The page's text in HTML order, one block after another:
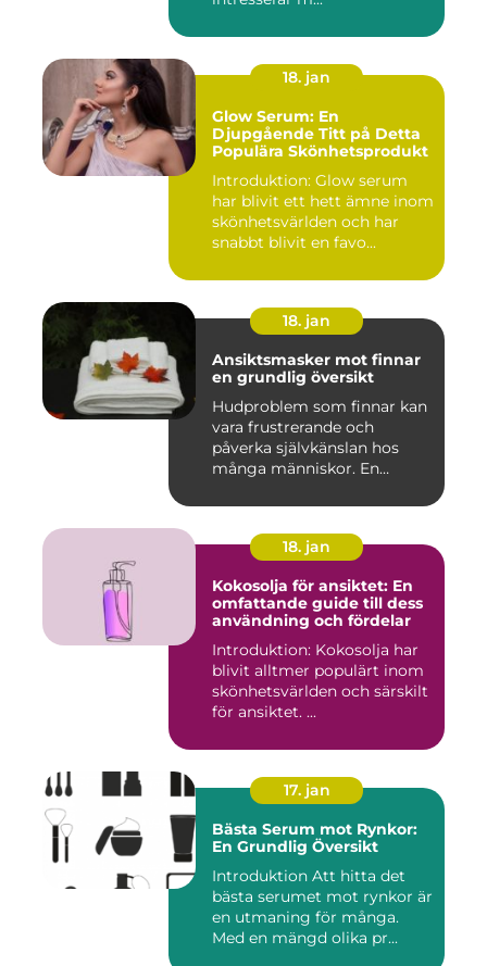
18. jan
Glow Serum: En
Djupgående Titt på Detta
Populära Skönhetsprodukt
Introduktion: Glow serum
har blivit ett hett ämne inom
skönhetsvärlden och har
snabbt blivit en favo...
18. jan
Ansiktsmasker mot finnar
en grundlig översikt
Hudproblem som finnar kan
vara frustrerande och
påverka självkänslan hos
många människor. En
18. jan
Kokosolja för ansiktet: En
omfattande guide till dess
användning och fördelar
Introduktion: Kokosolja har
blivit alltmer populärt inom
skönhetsvärlden och särskilt
för ansiktet. ...
17. jan
Bästa Serum mot Rynkor:
En Grundlig Översikt
Introduktion Att hitta det
bästa serumet mot rynkor är
en utmaning för många.
Med en mängd olika pr...